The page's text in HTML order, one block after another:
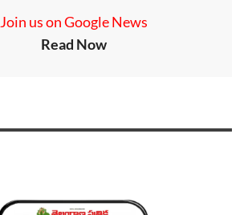
Join us on Google News
Read Now